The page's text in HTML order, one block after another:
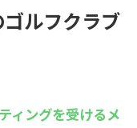
活用した選択方
ルフクラブ
ィングを受けるメ